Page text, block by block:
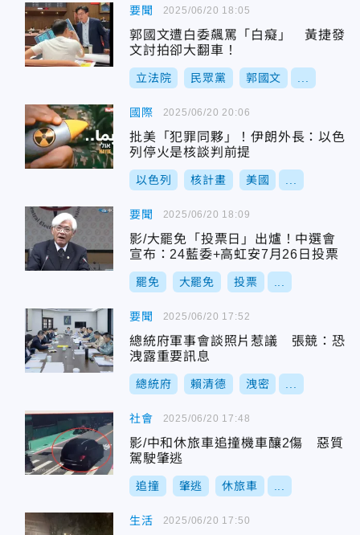
要聞
郭國文遭白委飆罵「白癡」 黃捷發
文討拍卻大翻車！
立法院 民眾黨 郭國文
2025/06/20 18:05
國際
批美「犯罪同夥」！伊朗外長：以色
列停火是核談判前提
以色列 核計畫 美國
2025/06/20 20:06
要聞
影/大罷免「投票日」出爐！中選會
宣布：24藍委+高虹安7月26日投票
罷免 大罷免 投票
2025/06/20 18:09
要聞
總統府軍事會談照片惹議 張競：恐
洩露重要訊息
總統府 賴清德 洩密
2025/06/20 17:52
社會
影/中和休旅車追撞機車釀2傷 惡質
駕駛肇逃
追撞 肇逃 休旅車
2025/06/20 17:48
生活 2025/06/20 17:50